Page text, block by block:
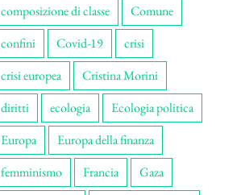
composizione di classe
Comune
confini
Covid-19
crisi
crisi europea
Cristina Morini
diritti
ecologia
Ecologia politica
Europa
Europa della finanza
femminismo
Francia
Gaza